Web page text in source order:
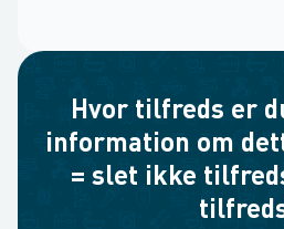
Hvor tilfreds er
information om
= slet ikke